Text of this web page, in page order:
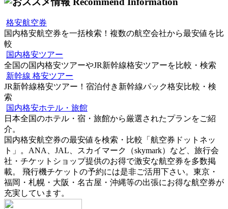
格安航空券
国内格安航空券を一括検索！複数の航空会社から最安値を比
較
国内格安ツアー
全国の国内格安ツアーやJR新幹線格安ツアーを比較・検索
新幹線 格安ツアー
JR新幹線格安ツアー！宿泊付き新幹線パック格安比較・検
索
国内格安ホテル・旅館
日本全国のホテル・宿・旅館から厳選されたプランをご紹
介。
国内格安航空券の最安値を検索・比較「航空券ドットネッ
ト」。ANA、JAL、スカイマーク（skymark）など、旅行会
社・チケットショップ提供のお得で激安な航空券を多数掲
載。 飛行機チケットの予約には是非ご活用下さい。東京・
福岡・札幌・大阪・名古屋・沖縄等の出張にお得な航空券が
充実しています。